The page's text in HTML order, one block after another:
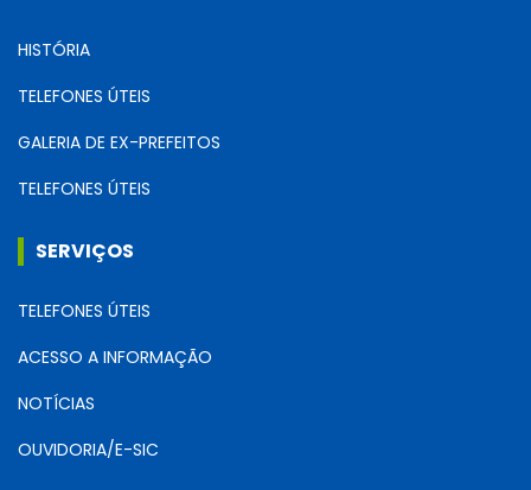
HISTÓRIA
TELEFONES ÚTEIS
GALERIA DE EX-PREFEITOS
TELEFONES ÚTEIS
SERVIÇOS
TELEFONES ÚTEIS
ACESSO A INFORMAÇÃO
NOTÍCIAS
OUVIDORIA/E-SIC